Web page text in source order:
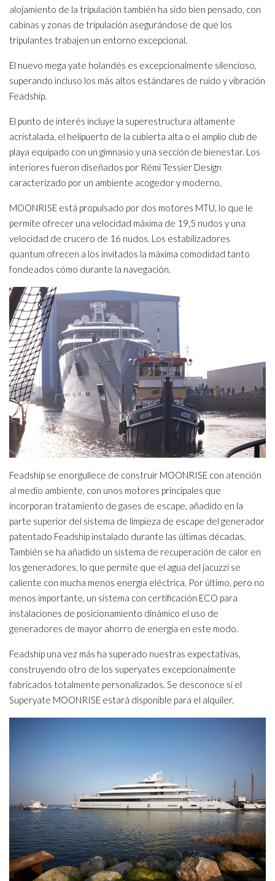
alojamiento de la tripulación también ha sido bien pensado, con
cabinas y zonas de tripulación asegurándose de que los
tripulantes trabajen un entorno excepcional.
El nuevo mega yate holandés es excepcionalmente silencioso,
superando incluso los más altos estándares de ruido y vibración
Feadship.
El punto de interés incluye la superestructura altamente
acristalada, el helipuerto de la cubierta alta o el amplio club de
playa equipado con un gimnasio y una sección de bienestar. Los
interiores fueron diseñados por Rémi Tessier Design
caracterizado por un ambiente acogedor y moderno.
MOONRISE está propulsado por dos motores MTU, lo que le
permite ofrecer una velocidad máxima de 19,5 nudos y una
velocidad de crucero de 16 nudos. Los estabilizadores
quantum ofrecen a los invitados la máxima comodidad tanto
fondeados cómo durante la navegación.
Feadship se enorgullece de construir MOONRISE con atención
al medio ambiente, con unos motores principales que
incorporan tratamiento de gases de escape, añadido en la
parte superior del sistema de limpieza de escape del generador
patentado Feadship instalado durante las últimas décadas.
También se ha añadido un sistema de recuperación de calor en
los generadores, lo que permite que el agua del jacuzzi se
caliente con mucha menos energía eléctrica. Por último, pero no
menos importante, un sistema con certificación ECO para
instalaciones de posicionamiento dinámico el uso de
generadores de mayor ahorro de energía en este modo.
Feadship una vez más ha superado nuestras expectativas,
construyendo otro de los superyates excepcionalmente
fabricados totalmente personalizados. Se desconoce si el
Superyate MOONRISE estará disponible para el alquiler.